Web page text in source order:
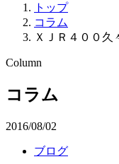
トップ
コラム
ＸＪＲ４００久
Column
コラム
2016/08/02
ブログ